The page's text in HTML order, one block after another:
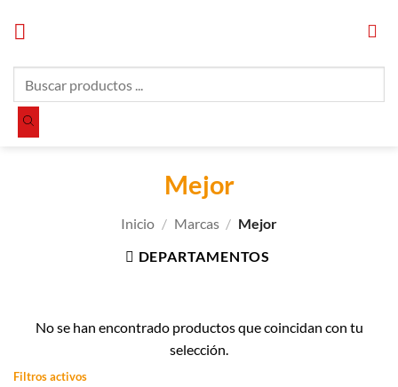
productos
Mejor
Inicio / Marcas / Mejor
DEPARTAMENTOS
No se han encontrado productos que coincidan con tu
selección.
Filtros activos